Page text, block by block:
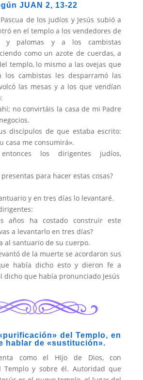
JUAN 2, 13-22
de los judíos y Jesús subió a
en el templo a los vendedo­res de
y palomas y a los cambistas
como un azote de cuerdas, a
templo, lo mismo a las ovejas que
los cambis­tas les desparramó las
las mesas y a los que vendían
no convirtáis la casa de mi Padre
discípulos de que estaba escrito:
casa me consumirá».
entonces los dirigentes judíos,
para hacer estas cosas?
y en tres días lo levantaré.
años ha costado construir este
a levantarlo en tres días?
al santuario de su cuerpo.
de la muerte se acordaron sus
había dicho esto y dieron fe a
dicho que había pronunciado Jesús
del Templo, en
ha­blar de «sustitución».
como el Hijo de Dios, con
Templo y sobre él. Autoridad que